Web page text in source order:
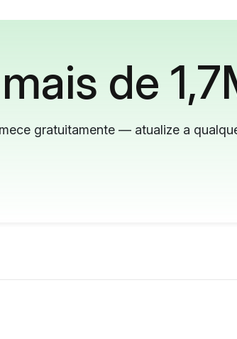
de
gratuitamente — atualize a